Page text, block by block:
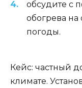
обсудите с
обогрева на
погоды.
Кейс: частный
климате.